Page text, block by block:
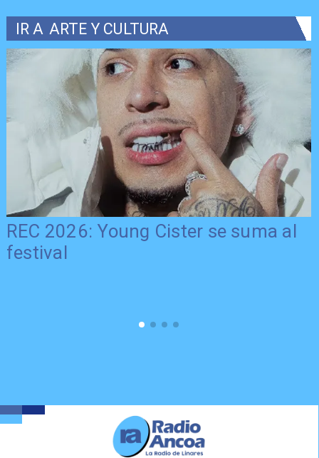
IR A ARTE Y CULTURA
REC 2026: Young Cister se suma al
festival